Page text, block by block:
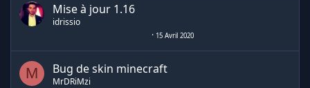
Mise à jour 1.16
idrissio
15 Avril 2020
M Bug de skin minecraft
MrDRiMzi